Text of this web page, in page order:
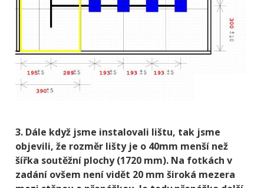
3. Dále když jsme instalovali lištu, tak jsme
objevili, že rozměr lišty je o 40mm menší než
šířka soutěžní plochy (1720 mm). Na fotkách v
zadání ovšem není vidět 20 mm široká mezera